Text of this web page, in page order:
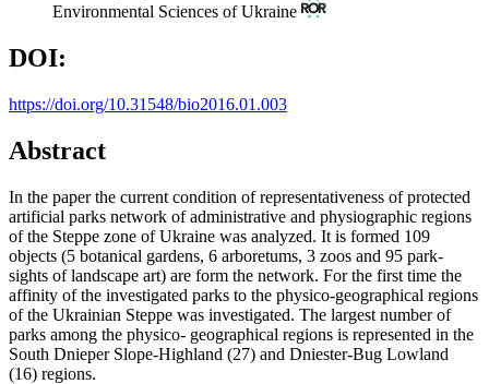
Environmental Sciences of Ukraine
DOI:
https://doi.org/10.31548/bio2016.01.003
Abstract
In the paper the current condition of representativeness of protected
artificial parks network of administrative and physiographic regions
of the Steppe zone of Ukraine was analyzed. It is formed 109
objects (5 botanical gardens, 6 arboretums, 3 zoos and 95 park-
sights of landscape art) are form the network. For the first time the
affinity of the investigated parks to the physico-geographical regions
of the Ukrainian Steppe was investigated. The largest number of
parks among the physico- geographical regions is represented in the
South Dnieper Slope-Highland (27) and Dniester-Bug Lowland
(16) regions.